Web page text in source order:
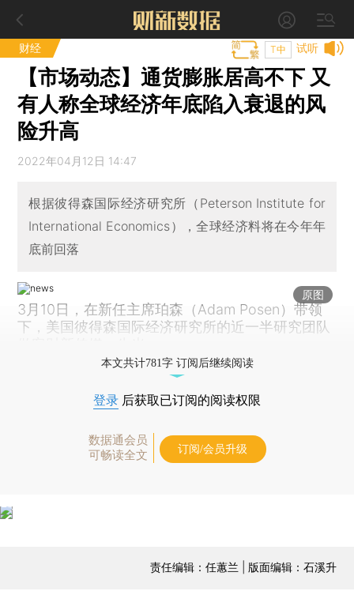
财经 试听
T中
【市场动态】通货膨胀居高不下 又
有人称全球经济年底陷入衰退的风
险升高
2022年04月12日 14:47
根据彼得森国际经济研究所（Peterson Institute for
International Economics），全球经济料将在今年年
底前回落
原图
3月10日，在新任主席珀森（Adam Posen）带领
下，美国彼得森国际经济研究所的近一半研究团队
本文共计781字 订阅后继续阅读
登录 后获取已订阅的阅读权限
数据通会员
可畅读全文
订阅/会员升级
责任编辑：任蕙兰 | 版面编辑：石溪升